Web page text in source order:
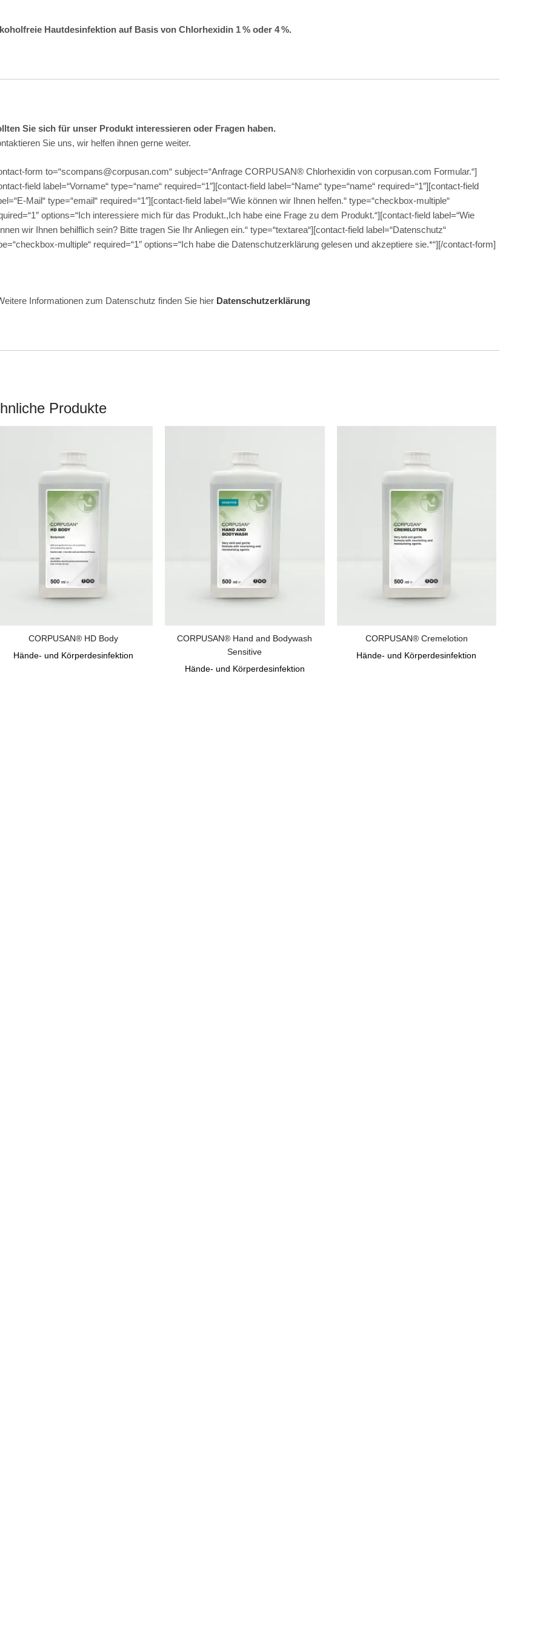
Hautdesinfektion auf Basis von Chlorhexidin 1 % oder 4 %.
Sie sich für unser Produkt interessieren oder Fragen haben.
Sie uns, wir helfen ihnen gerne weiter.
form to=“scompans@corpusan.com“ subject=“Anfrage CORPUSAN® Chlorhexidin von corpusan.com Formular.“]
field label=“Vorname“ type=“name“ required=“1″][contact-field label=“Name“ type=“name“ required=“1″][contact-field
Mail“ type=“email“ required=“1″][contact-field label=“Wie können wir Ihnen helfen.“ type=“checkbox-multiple“
options=“Ich interessiere mich für das Produkt.,Ich habe eine Frage zu dem Produkt.“][contact-field label=“Wie
wir Ihnen behilflich sein? Bitte tragen Sie Ihr Anliegen ein.“ type=“textarea“][contact-field label=“Datenschutz“
multiple“ required=“1″ options=“Ich habe die Datenschutzerklärung gelesen und akzeptiere sie.*“][/contact-form]
Informationen zum Datenschutz finden Sie hier Datenschutzerklärung
Produkte
CORPUSAN® HD Body
Hände- und Körperdesinfektion
CORPUSAN® Hand and Bodywash
Sensitive
Hände- und Körperdesinfektion
CORPUSAN® Cremelotion
Hände- und Körperdesinfektion